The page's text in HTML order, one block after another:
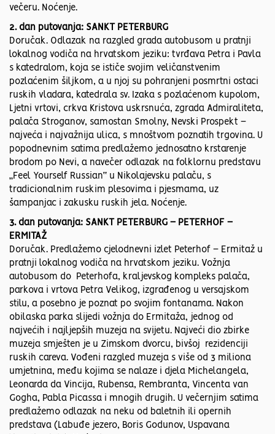
večeru. Noćenje.
2. dan putovanja: SANKT PETERBURG
Doručak. Odlazak na razgled grada autobusom u pratnji
lokalnog vodiča na hrvatskom jeziku: tvrđava Petra i Pavla
s katedralom, koja se ističe svojim veličanstvenim
pozlaćenim šiljkom, a u njoj su pohranjeni posmrtni ostaci
ruskih vladara, katedrala sv. Izaka s pozlaćenom kupolom,
Ljetni vrtovi, crkva Kristova uskrsnuća, zgrada Admiraliteta,
palača Stroganov, samostan Smolny, Nevski Prospekt –
najveća i najvažnija ulica, s mnoštvom poznatih trgovina. U
popodnevnim satima predlažemo jednosatno krstarenje
brodom po Nevi, a navečer odlazak na folklornu predstavu
„Feel Yourself Russian“ u Nikolajevsku palaču, s
tradicionalnim ruskim plesovima i pjesmama, uz
šampanjac i zakusku ruskih jela. Noćenje.
3. dan putovanja: SANKT PETERBURG – PETERHOF –
ERMITAŽ
Doručak. Predlažemo cjelodnevni izlet Peterhof – Ermitaž u
pratnji lokalnog vodiča na hrvatskom jeziku. Vožnja
autobusom do Peterhofa, kraljevskog kompleks palača,
parkova i vrtova Petra Velikog, izgrađenog u versajskom
stilu, a posebno je poznat po svojim fontanama. Nakon
obilaska parka slijedi vožnja do Ermitaža, jednog od
najvećih i najljepših muzeja na svijetu. Najveći dio zbirke
muzeja smješten je u Zimskom dvorcu, bivšoj rezidenciji
ruskih careva. Vođeni razgled muzeja s više od 3 miliona
umjetnina, među kojima se nalaze i djela Michelangela,
Leonarda da Vincija, Rubensa, Rembranta, Vincenta van
Gogha, Pabla Picassa i mnogih drugih. U večernjim satima
predlažemo odlazak na neku od baletnih ili opernih
predstava (Labuđe jezero, Boris Godunov, Uspavana